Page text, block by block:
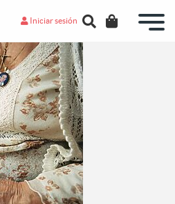
Iniciar sesión